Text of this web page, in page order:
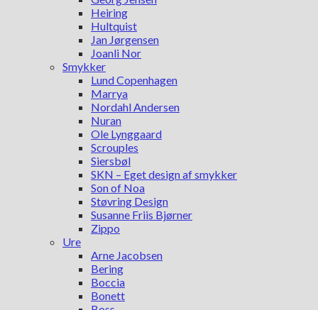
Heiring
Hultquist
Jan Jørgensen
Joanli Nor
Smykker
Lund Copenhagen
Marrya
Nordahl Andersen
Nuran
Ole Lynggaard
Scrouples
Siersbøl
SKN – Eget design af smykker
Son of Noa
Støvring Design
Susanne Friis Bjørner
Zippo
Ure
Arne Jacobsen
Bering
Boccia
Bonett